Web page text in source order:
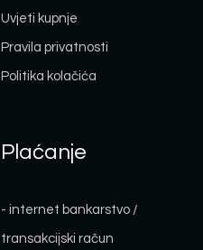
Uvjeti kupnje
Pravila privatnosti
Politika kolačića
Plaćanje
- internet bankarstvo /
transakcijski račun